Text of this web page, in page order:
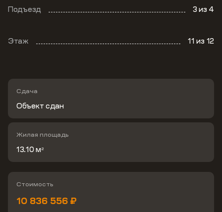
Подъезд 3из 4
Этаж 11из 12
Сдача
Объект сдан
Жилая площадь
13.10 м 2
Стоимость
10 836 556 ₽